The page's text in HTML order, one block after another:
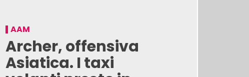
AAM
Archer, offensiva
Asiatica. I taxi